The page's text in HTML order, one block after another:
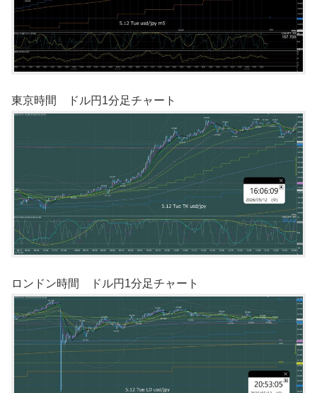
東京時間 ドル円1分足チャート
ロンドン時間 ドル円1分足チャート